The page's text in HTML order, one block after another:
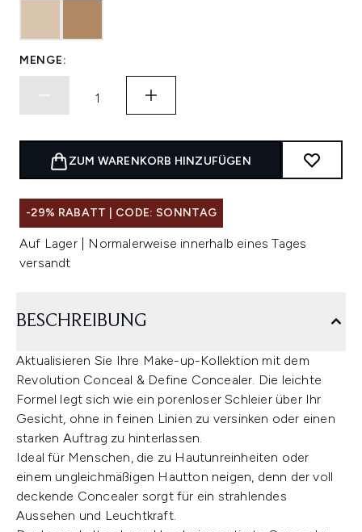
MENGE:
ZUM WARENKORB HINZUFÜGEN
-29% RABATT | CODE: SONNTAG
Auf Lager | Normalerweise innerhalb eines Tages
versandt
BESCHREIBUNG
Aktualisieren Sie Ihre Make-up-Kollektion mit dem
Revolution Conceal & Define Concealer. Die leichte
Formel legt sich wie ein porenloser Schleier über Ihr
Gesicht, ohne in feinen Linien zu versinken oder einen
starken Auftrag zu hinterlassen.
Ideal für Menschen, die zu Hautunreinheiten oder
einem ungleichmäßigen Hautton neigen, denn der voll
deckende Concealer sorgt für ein strahlendes
Aussehen und Leuchtkraft.